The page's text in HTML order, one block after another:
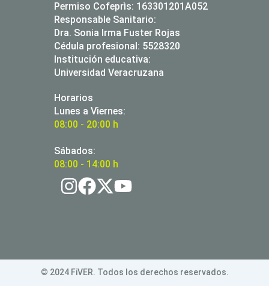
Permiso Cofeprìs: 163301201A052
Responsable Sanitario:
Dra. Sonia Irma Fuster Rojas
Cédula profesional: 5528320
Institución educativa:
Universidad Veracruzana
Horarios
Lunes a Viernes:
08:00 - 20:00 h
Sábados:
08:00 - 14:00 h
© 2024 FiVER. Todos los derechos reservados.